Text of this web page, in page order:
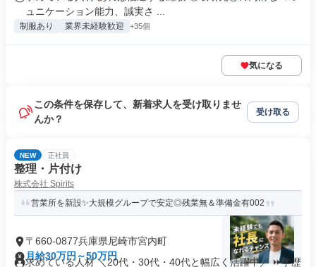
ュニケーション能力、誠実さ ...
制服あり 業界未経験歓迎 +35個
気になる
この条件を保存して、新着求人を受け取りませ
んか？
受け取る
NEW 正社員
整理・片付け
株式会社 Spirits
営業所を新設✨大規模グループで安定◎残業無＆準備金有002
〒660-0877兵庫県尼崎市宮内町
月給30万円～50万円
求めている人材 ＼20代・30代・40代と幅広く活躍中／ ⏩学歴